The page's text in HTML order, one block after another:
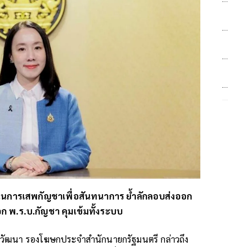
การเสพกัญชาเพื่อสันทนาการ ย้ำลักลอบส่งออก
พ.ร.บ.กัญชา คุมเข้มทั้งระบบ
ฒนา รองโฆษกประจำสำนักนายกรัฐมนตรี กล่าวถึง